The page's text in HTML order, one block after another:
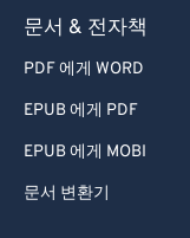
문서 & 전자책
PDF 에게 WORD
EPUB 에게 PDF
EPUB 에게 MOBI
문서 변환기